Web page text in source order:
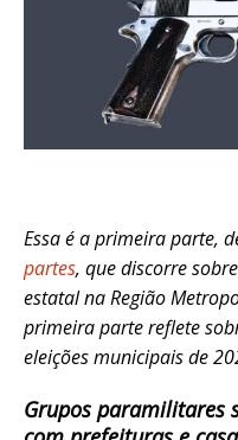
Essa é a primeira parte,
partes, que discorre
estatal na Região
primeira parte reflete
eleições municipais de
Grupos paramilitares